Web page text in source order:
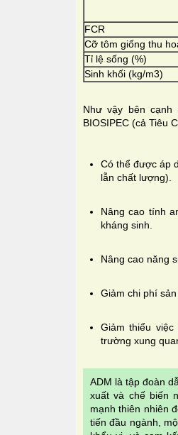
FCR
Cỡ tôm giống thu
Tỉ lệ sống (%)
Sinh khối (kg/m3)
Như vậy bên
BIOSIPEC (cả Tiêu
Có thể được áp
lẫn chất lượng).
Nâng cao tính
kháng sinh.
Nâng cao năng
Giảm chi phí
Giảm thiểu
trường xung
ADM là tập đoàn
xuất và chế biến
mạnh thiên nhiên
tiến đầu ngành,